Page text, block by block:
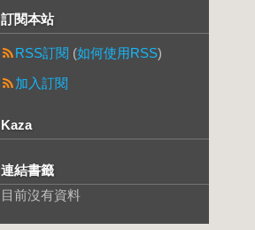
訂閱本站
RSS訂閱 (如何使用RSS)
加入訂閱
Kaza
連結書籤
目前沒有資料